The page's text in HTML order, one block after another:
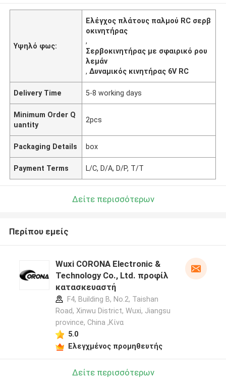
Υψηλό φως:
Ελέγχος πλάτους παλμού RC σερβ
οκινητήρας
,
Σερβοκινητήρας με σφαιρικό ρου
λεμάν
,Δυναμικός κινητήρας 6V RC
Delivery Time 5-8 working days
Minimum Order Q
uantity
2pcs
Packaging Details box
Payment Terms L/C, D/A, D/P, T/T
Δείτε περισσότερων
Περίπου εμείς
Wuxi CORONA Electronic &
Technology Co., Ltd. προφίλ
κατασκευαστή
F4, Building B, No.2, Taishan
Road, Xinwu District, Wuxi, Jiangsu
province, China ,Κίνα
5.0
Ελεγχμένος προμηθευτής
Δείτε περισσότερων